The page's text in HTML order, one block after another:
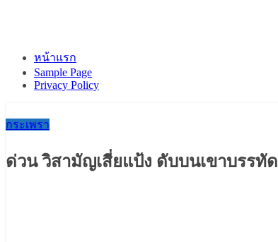
หน้าแรก
Sample Page
Privacy Policy
กระเพรา
ด่วน วิสามัญเสี่ยแป้ง ดับบนเขาบรรทั